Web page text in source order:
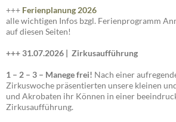
+++ Ferienplanung 2026
alle wichtigen Infos bzgl. Ferienprogramm
auf diesen Seiten!
+++ 31.07.2026 | Zirkusaufführung
1 – 2 – 3 – Manege frei! Nach einer
Zirkuswoche präsentierten unsere kleinen
und Akrobaten ihr Können in einer
Zirkusaufführung.